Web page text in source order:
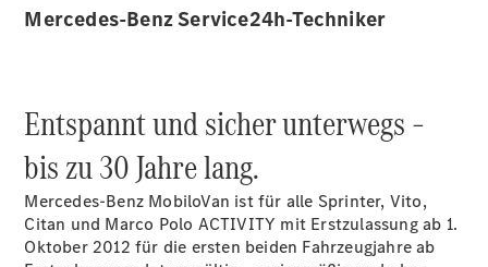
vereinbaren
Mercedes-Benz Service24h-Techniker
Entspannt und sicher unterwegs –
bis zu 30 Jahre lang.
Mercedes-Benz MobiloVan ist für alle Sprinter, Vito,
Citan und Marco Polo ACTIVITY mit Erstzulassung ab 1.
Oktober 2012 für die ersten beiden Fahrzeugjahre ab